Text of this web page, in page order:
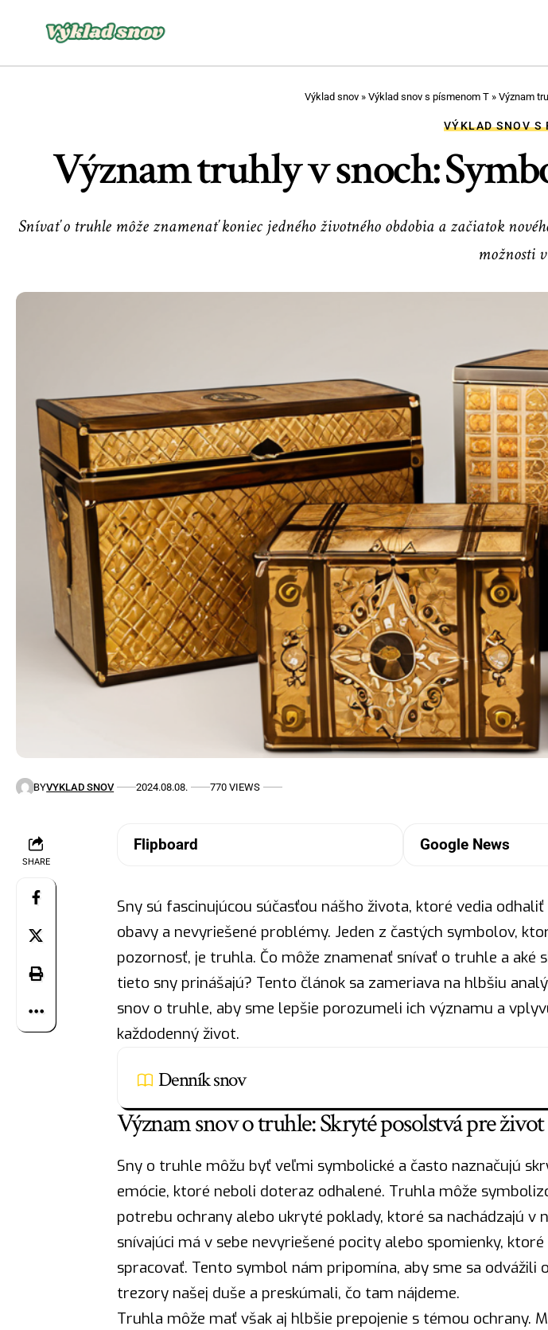
Výklad snov» Výklad snov s písmenom T» Význam
VÝKLAD SNOV S
Význam truhly v snoch:
Snívať o truhle môže znamenať koniec jedného životného obdobia a začiatok
možnosti
BYVYKLAD SNOV 2024.08.08. 770 VIEWS
SHARE
Flipboard Google News
Sny sú fascinujúcou súčasťou nášho života, ktoré vedia
obavy a nevyriešené problémy. Jeden z častých symbolov,
pozornosť, je truhla. Čo môže znamenať snívať o truhle a aké
tieto sny prinášajú? Tento článok sa zameriava na hlbšiu
snov o truhle, aby sme lepšie porozumeli ich významu a
každodenný život.
Denník snov
Význam snov o truhle: Skryté posolstvá pre život
Sny o truhle môžu byť veľmi symbolické a často naznačujú
emócie, ktoré neboli doteraz odhalené. Truhla môže
potrebu ochrany alebo ukryté poklady, ktoré sa nachádzajú v
snívajúci má v sebe nevyriešené pocity alebo spomienky,
spracovať. Tento symbol nám pripomína, aby sme sa
trezory našej duše a preskúmali, čo tam nájdeme.
Truhla môže mať však aj hlbšie prepojenie s témou ochrany.